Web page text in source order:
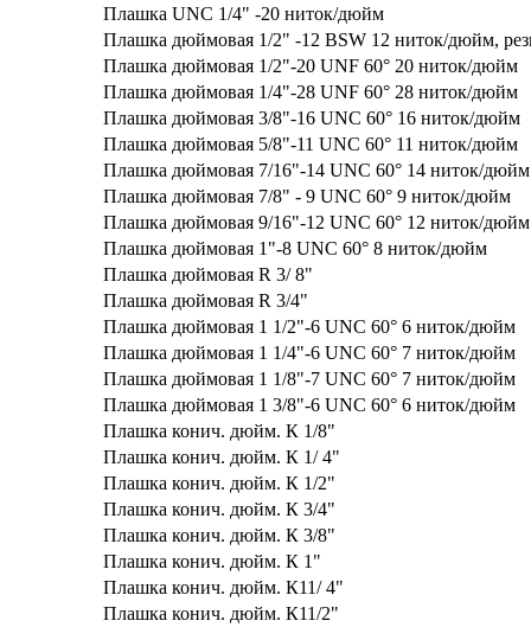
Плашка UNC 1/4" -20 ниток/дюйм
Плашка дюймовая 1/2" -12 BSW 12 ниток/дюйм,
Плашка дюймовая 1/2"-20 UNF 60° 20 ниток/дюйм
Плашка дюймовая 1/4"-28 UNF 60° 28 ниток/дюйм
Плашка дюймовая 3/8"-16 UNC 60° 16 ниток/дюйм
Плашка дюймовая 5/8"-11 UNC 60° 11 ниток/дюйм
Плашка дюймовая 7/16"-14 UNC 60° 14 ниток/дюйм
Плашка дюймовая 7/8" - 9 UNC 60° 9 ниток/дюйм
Плашка дюймовая 9/16"-12 UNC 60° 12 ниток/дюйм
Плашка дюймовая 1"-8 UNC 60° 8 ниток/дюйм
Плашка дюймовая R 3/ 8"
Плашка дюймовая R 3/4"
Плашка дюймовая 1 1/2"-6 UNC 60° 6 ниток/дюйм
Плашка дюймовая 1 1/4"-6 UNC 60° 7 ниток/дюйм
Плашка дюймовая 1 1/8"-7 UNC 60° 7 ниток/дюйм
Плашка дюймовая 1 3/8"-6 UNC 60° 6 ниток/дюйм
Плашка конич. дюйм. К 1/8"
Плашка конич. дюйм. К 1/ 4"
Плашка конич. дюйм. К 1/2"
Плашка конич. дюйм. К 3/4"
Плашка конич. дюйм. К 3/8"
Плашка конич. дюйм. К 1"
Плашка конич. дюйм. К11/ 4"
Плашка конич. дюйм. К11/2"